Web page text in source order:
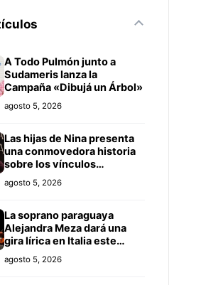
A Todo Pulmón junto a
Sudameris lanza la
Campaña «Dibujá un Árbol»
agosto 5, 2026
Las hijas de Nina presenta
una conmovedora historia
sobre los vínculos
familiares
agosto 5, 2026
La soprano paraguaya
Alejandra Meza dará una
gira lírica en Italia este
2026
agosto 5, 2026